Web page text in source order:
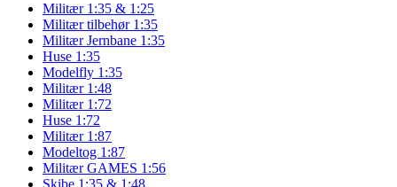
Militær 1:35 & 1:25
Militær tilbehør 1:35
Militær Jernbane 1:35
Huse 1:35
Modelfly 1:35
Militær 1:48
Militær 1:72
Huse 1:72
Militær 1:87
Modeltog 1:87
Militær GAMES 1:56